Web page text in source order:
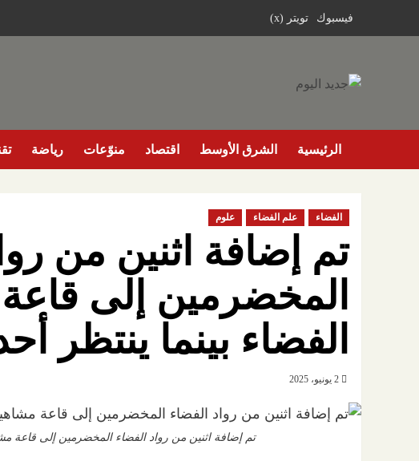
فيسبوك تويتر (x)
الرئيسية الشرق الأوسط اقتصاد منوّعات رياضة
الفضاء علم الفضاء علوم
تم إضافة اثنين من
المخضرمين إلى
الفضاء بينما ينتظر
2 يونيو، 2025
تم إضافة اثنين من رواد الفضاء المخضرمين إلى قاعة